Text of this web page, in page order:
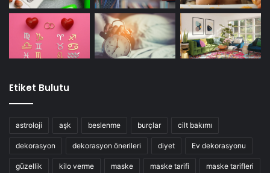
maruz kalırız. Detoks işlemi bozuluyorsa ve toksinler
atılamazsa, vücudu korumak için yağ depolarına geri
yönlendirilirler.
Etiket Bulutu
astroloji aşk beslenme burçlar cilt bakımı
dekorasyon dekorasyon önerileri diyet Ev dekorasyonu
güzellik kilo verme maske maske tarifi maske tarifleri